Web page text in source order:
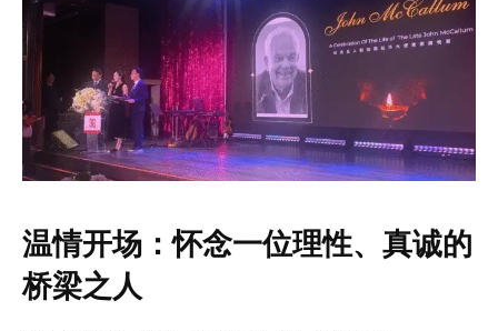
温情开场：怀念一位理性、真诚的
桥梁之人